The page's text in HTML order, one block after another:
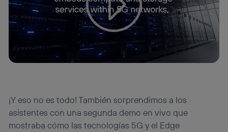
¡Y eso no es todo! También sorprendimos a los
asistentes con una segunda demo en vivo que
mostraba cómo las tecnologías 5G y el Edge